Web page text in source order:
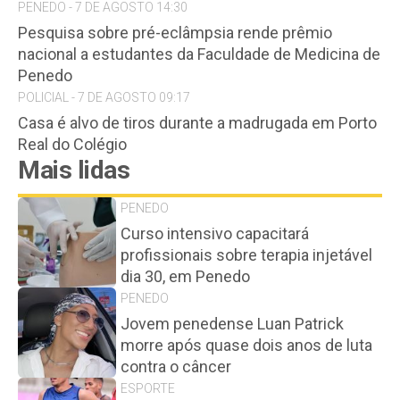
PENEDO - 7 DE AGOSTO 14:30
Pesquisa sobre pré-eclâmpsia rende prêmio
nacional a estudantes da Faculdade de Medicina de
Penedo
POLICIAL - 7 DE AGOSTO 09:17
Casa é alvo de tiros durante a madrugada em Porto
Real do Colégio
Mais lidas
PENEDO
Curso intensivo capacitará
profissionais sobre terapia injetável
dia 30, em Penedo
PENEDO
Jovem penedense Luan Patrick
morre após quase dois anos de luta
contra o câncer
ESPORTE